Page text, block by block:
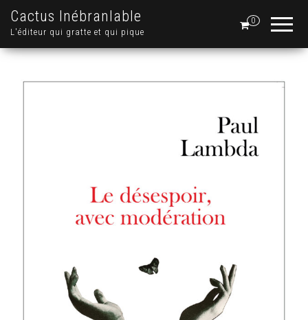
Cactus Inébranlable
L'éditeur qui gratte et qui pique
0